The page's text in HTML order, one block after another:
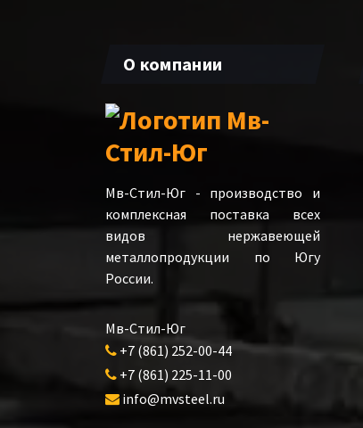
О компании
Мв-Стил-Юг - производство и
комплексная поставка всех
видов нержавеющей
металлопродукции по Югу
России.
Мв-Стил-Юг
+7 (861) 252-00-44
+7 (861) 225-11-00
info@mvsteel.ru